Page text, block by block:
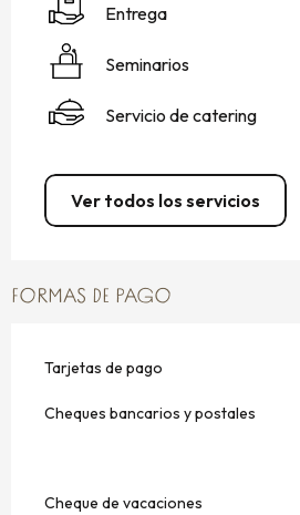
Entrega
Seminarios
Servicio de catering
Ver todos los servicios
FORMAS DE PAGO
Tarjetas de pago
Cheques bancarios y postales
Cheque de vacaciones